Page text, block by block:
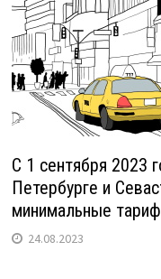
С 1 сентября 2023
Петербурге и
минимальные
24.08.2023